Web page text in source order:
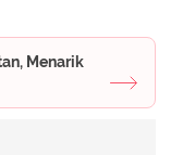
Menarik